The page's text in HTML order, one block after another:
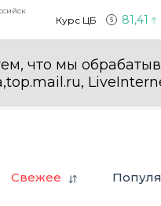
Курс ЦБ 81,41
что мы
Свежее